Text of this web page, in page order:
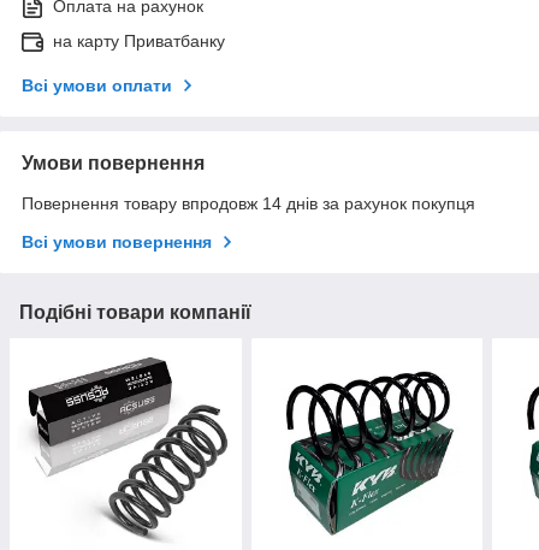
Оплата на рахунок
на карту Приватбанку
Всі умови оплати
Умови повернення
Повернення товару впродовж 14 днів за рахунок покупця
Всі умови повернення
Подібні товари компанії